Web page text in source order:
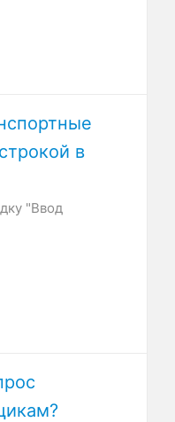
в
"Ввод